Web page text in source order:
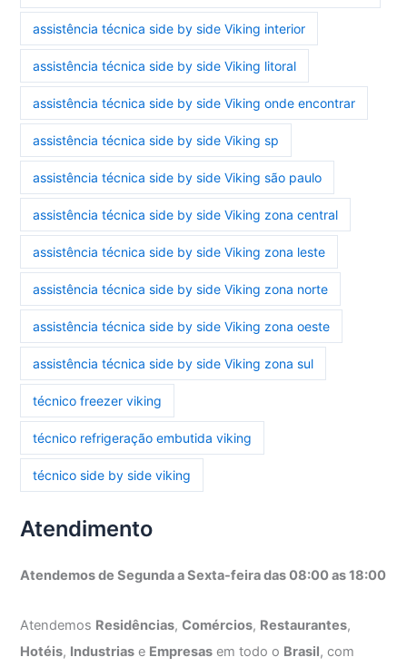
assistência técnica side by side Viking interior
assistência técnica side by side Viking litoral
assistência técnica side by side Viking onde encontrar
assistência técnica side by side Viking sp
assistência técnica side by side Viking são paulo
assistência técnica side by side Viking zona central
assistência técnica side by side Viking zona leste
assistência técnica side by side Viking zona norte
assistência técnica side by side Viking zona oeste
assistência técnica side by side Viking zona sul
técnico freezer viking
técnico refrigeração embutida viking
técnico side by side viking
Atendimento
Atendemos de Segunda a Sexta-feira das 08:00 as 18:00
Atendemos Residências,Comércios, Restaurantes,
Hotéis, Industrias e Empresas em todo o Brasil, com